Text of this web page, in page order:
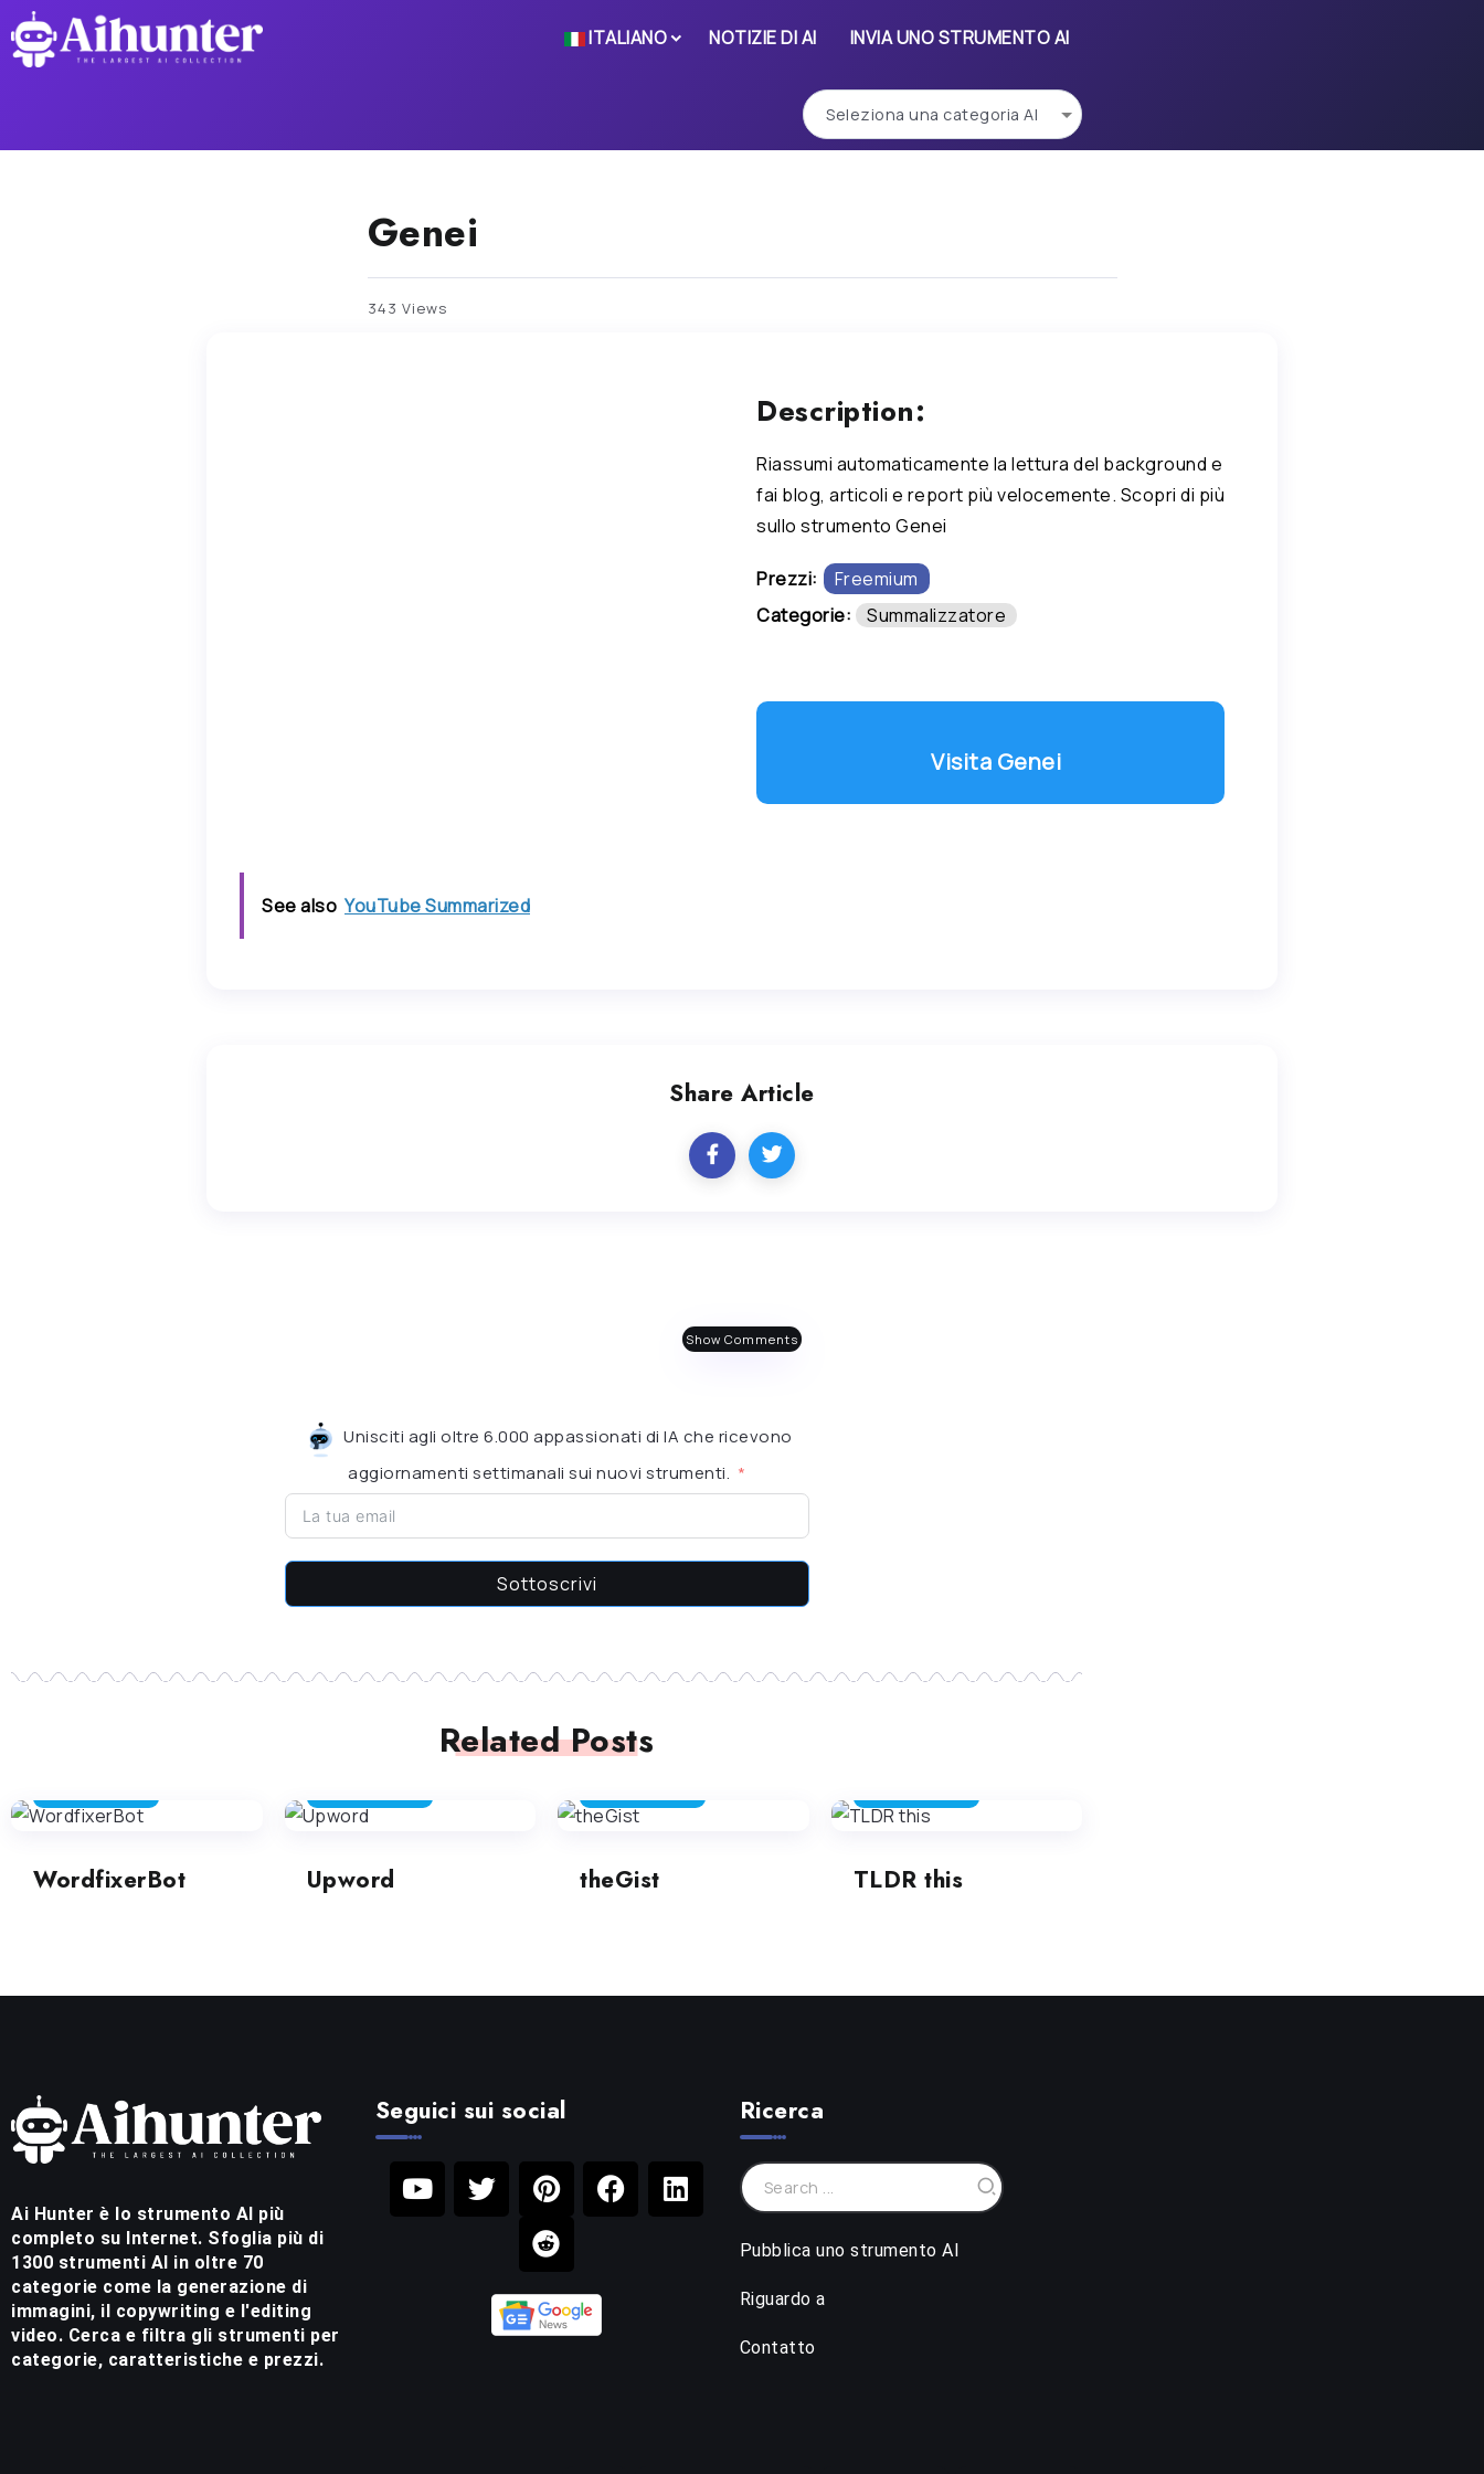
ITALIANO NOTIZIE DI AI INVIA UNO STRUMENTO AI
Genei
343 Views
Description:
Riassumi automaticamente la lettura del background e
fai blog, articoli e report più velocemente. Scopri di più
sullo strumento Genei
Prezzi:
Freemium
Categorie:
Summalizzatore
Visita Genei
See also YouTube Summarized
Share Article
Show Comments
Unisciti agli oltre 6.000 appassionati di IA che ricevono
aggiornamenti settimanali sui nuovi strumenti.
Sottoscrivi
Related Posts
WordfixerBot Upword theGist TLDR this
Ai Hunter è lo strumento AI più
completo su Internet. Sfoglia più di
1300 strumenti AI in oltre 70
categorie come la generazione di
immagini, il copywriting e l'editing
video. Cerca e filtra gli strumenti per
categorie, caratteristiche e prezzi.
Seguici sui social Ricerca
Pubblica uno strumento AI
Riguardo a
Contatto